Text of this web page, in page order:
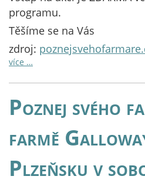
programu.
Těšíme se na Vás
zdroj:
více …
Poznej svého
farmě
Plzeňsku v